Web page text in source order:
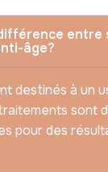
entre
âge?
destinés à un
sont
pour des